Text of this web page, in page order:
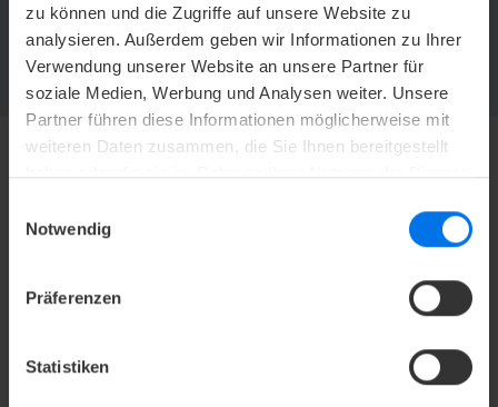
zu können und die Zugriffe auf unsere Website zu
analysieren. Außerdem geben wir Informationen zu Ihrer
Verwendung unserer Website an unsere Partner für
soziale Medien, Werbung und Analysen weiter. Unsere
Partner führen diese Informationen möglicherweise mit
weiteren Daten zusammen, die Sie Ihnen bereitgestellt
haben oder die sie im Rahmen Ihrer Nutzung der Dienste
Notwendig
Präferenzen
Statistiken
ATLANTIC HOTELS NEWSLETTER
Jetzt abonnieren und kein Angebot mehr verpassen.
ZUR NEWSLETTER-ANMELDUNG
Mediacenter
Kontakt
Barrierefreiheitserklärung